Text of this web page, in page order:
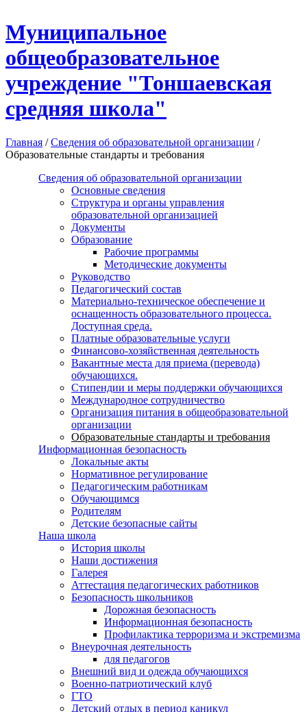
Муниципальное
общеобразовательное
учреждение "Тоншаевская
средняя школа"
Главная /Сведения об образовательной организации /
Образовательные стандарты и требования
Сведения об образовательной организации
Основные сведения
Структура и органы управления
образовательной организацией
Документы
Образование
Рабочие программы
Методические документы
Руководство
Педагогический состав
Материально-техническое обеспечение и
оснащенность образовательного процесса.
Доступная среда.
Платные образовательные услуги
Финансово-хозяйственная деятельность
Вакантные места для приема (перевода)
обучающихся.
Стипендии и меры поддержки обучающихся
Международное сотрудничество
Организация питания в общеобразовательной
организации
Образовательные стандарты и требования
Информационная безопасность
Локальные акты
Нормативное регулирование
Педагогическим работникам
Обучающимся
Родителям
Детские безопасные сайты
Наша школа
История школы
Наши достижения
Галерея
Аттестация педагогических работников
Безопасность школьников
Дорожная безопасность
Информационная безопасность
Профилактика терроризма и экстремизма
Внеурочная деятельность
для педагогов
Внешний вид и одежда обучающихся
Военно-патриотический клуб
ГТО
Детский отдых в период каникул